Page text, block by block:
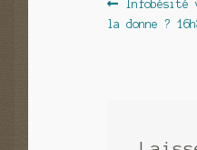
de
Article
précédent :
Infobésité
la donne ?